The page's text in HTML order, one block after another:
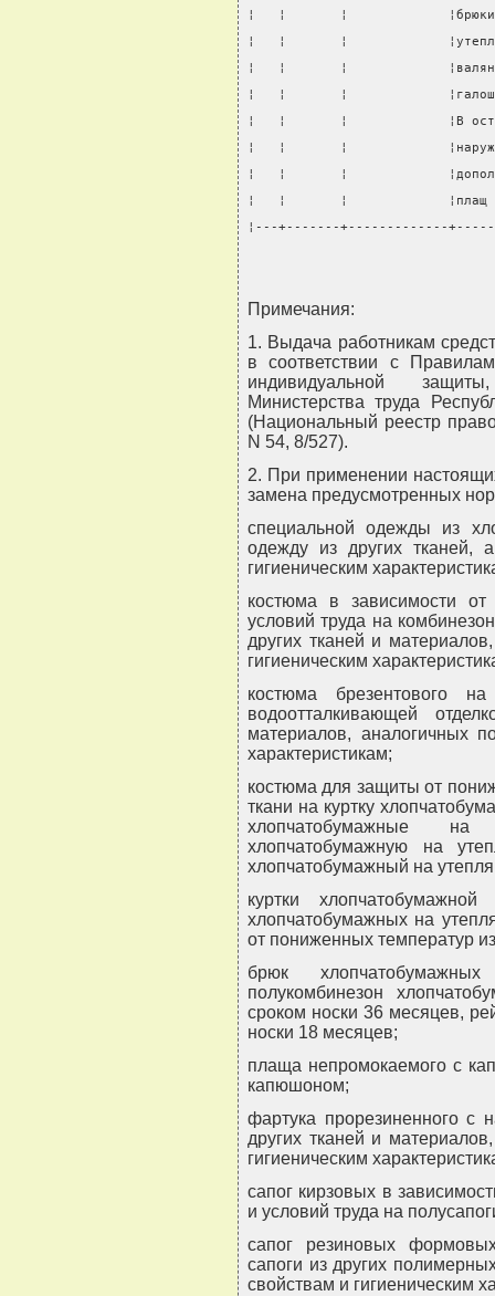
¦   ¦       ¦             ¦брюки
¦   ¦       ¦
¦   ¦       ¦
¦   ¦       ¦
¦   ¦       ¦             ¦В
¦   ¦       ¦
¦   ¦       ¦
¦   ¦       ¦             ¦плащ
¦---+-------+-------------
Примечания:
1. Выдача работникам
в соответствии с
индивидуальной
Министерства труда
(Национальный реестр
N 54, 8/527).
2. При применении
замена предусмотренных
специальной одежды из
одежду из других тканей,
гигиеническим
костюма в зависимости от
условий труда на
других тканей и
гигиеническим
костюма брезентового
водоотталкивающей
материалов, аналогичных
характеристикам;
костюма для защиты от
ткани на куртку
хлопчатобумажные
хлопчатобумажную на
хлопчатобумажный на
куртки
хлопчатобумажных на
от пониженных температур
брюк
полукомбинезон
сроком носки 36 месяцев,
носки 18 месяцев;
плаща непромокаемого с
капюшоном;
фартука прорезиненного с
других тканей и
гигиеническим
сапог кирзовых в
и условий труда на
сапог резиновых
сапоги из других
свойствам и гигиеническим